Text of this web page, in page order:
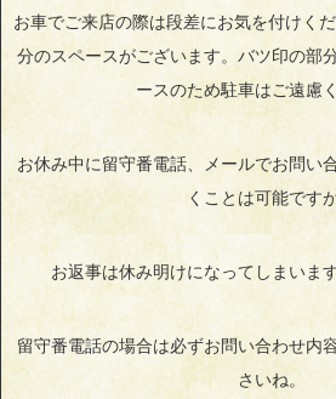
お車でご来店の際は段差にお気を付けく
分のスペースがございます。バツ印の部
ースのため駐車はご遠慮
お休み中に留守番電話、メールでお問い
くことは可能ですが
お返事は休み明けになってしまいま
留守番電話の場合は必ずお問い合わせ内
さいね。